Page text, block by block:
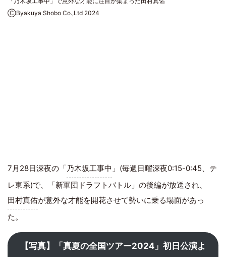
ⒸByakuya Shobo Co.,Ltd 2024
7月28日深夜の「乃木坂工事中 」(毎週日曜深夜0:15-0:45、テ
レ東系)で、「新軍団ドラフトバトル」の後編が放送され、
田村真佑が意外な才能を開花させて勢いに乗る場面があっ
た。
【写真】「真夏の全国ツアー2024」初日公演よ